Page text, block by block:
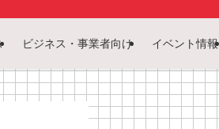
ビジネス・事業者向け イベント情報